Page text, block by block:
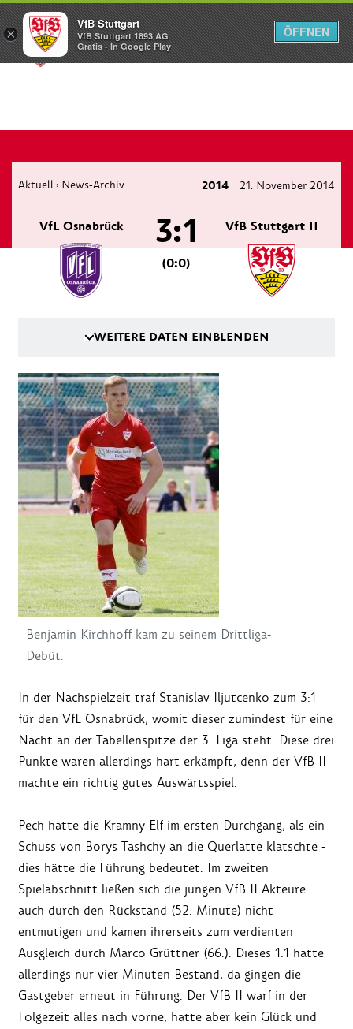
Menü
Aktuell › News-Archiv 2014 21. November 2014
VfL Osnabrück VfB Stuttgart II
3:1
(0:0)
WEITERE DATEN EINBLENDEN
Benjamin Kirchhoff kam zu seinem Drittliga-
Debüt.
In der Nachspielzeit traf Stanislav Iljutcenko zum 3:1
für den VfL Osnabrück, womit dieser zumindest für eine
Nacht an der Tabellenspitze der 3. Liga steht. Diese drei
Punkte waren allerdings hart erkämpft, denn der VfB II
machte ein richtig gutes Auswärtsspiel.
Pech hatte die Kramny-Elf im ersten Durchgang, als ein
Schuss von Borys Tashchy an die Querlatte klatschte -
dies hätte die Führung bedeutet. Im zweiten
Spielabschnitt ließen sich die jungen VfB II Akteure
auch durch den Rückstand (52. Minute) nicht
entmutigen und kamen ihrerseits zum verdienten
Ausgleich durch Marco Grüttner (66.). Dieses 1:1 hatte
allerdings nur vier Minuten Bestand, da gingen die
Gastgeber erneut in Führung. Der VfB II warf in der
Folgezeit alles nach vorne, hatte aber kein Glück und
×
VfB Stuttgart
VfB Stuttgart 1893 AG
Gratis - In Google Play
ÖFFNEN